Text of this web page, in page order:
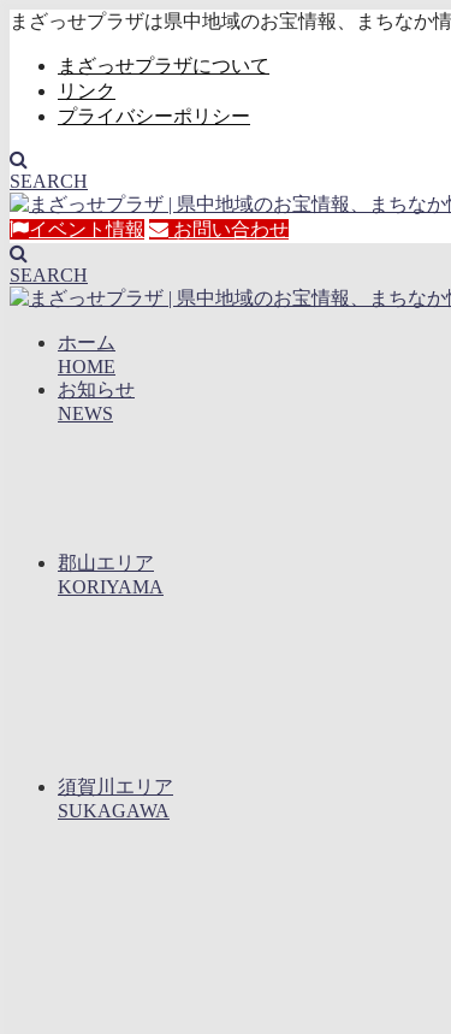
まざっせプラザは県中地域のお宝情報、まちなか
まざっせプラザについて
リンク
プライバシーポリシー
SEARCH
イベント情報 お問い合わせ
SEARCH
ホーム
HOME
お知らせ
NEWS
郡山エリア
KORIYAMA
須賀川エリア
SUKAGAWA